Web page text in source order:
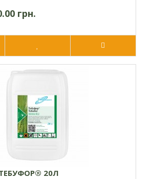
грн.
20Л